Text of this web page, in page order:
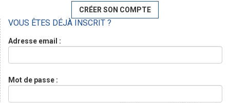
CRÉER SON COMPTE
VOUS ÊTES DÉJÀ INSCRIT ?
Adresse email :
Mot de passe :